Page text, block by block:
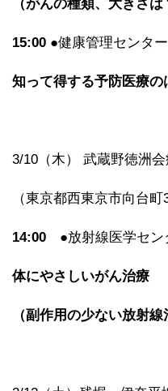
（がんの種類、大きさは
15:00 ●健康管理センタ
知って得する予防医療の
3/10（木） 武蔵野徳洲
（東京都西東京市向台町
14:00 ●放射線医学セ
体にやさしいがん治療
（副作用の少ない放射線